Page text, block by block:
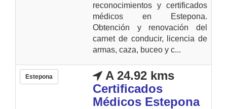
reconocimientos y certificados
médicos en Estepona.
Obtención y renovación del
carnet de conducir, licencia de
armas, caza, buceo y c...
Estepona
A 24.92 kms
Certificados
Médicos Estepona